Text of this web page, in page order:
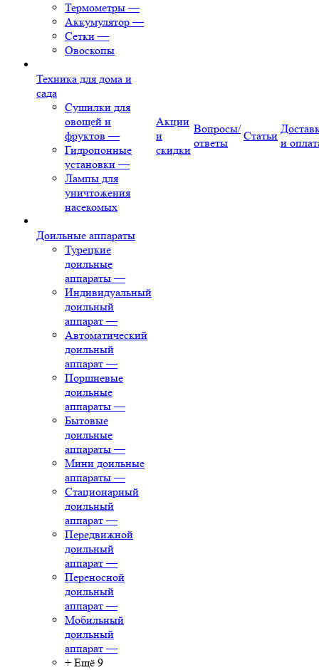
Термометры —
Аккумулятор —
Сетки —
Овоскопы
Техника для дома и
сада
Сушилки для
овощей и
фруктов —
Гидропонные
установки —
Лампы для
уничтожения
насекомых
Доильные аппараты
Турецкие
доильные
аппараты —
Индивидуальный
доильный
аппарат —
Автоматический
доильный
аппарат —
Поршневые
доильные
аппараты —
Бытовые
доильные
аппараты —
Мини доильные
аппараты —
Стационарный
доильный
аппарат —
Передвижной
доильный
аппарат —
Переносной
доильный
аппарат —
Мобильный
доильный
аппарат —
+ Ещё 9
Акции
и
скидки
Вопросы/
ответы
Статьи
и